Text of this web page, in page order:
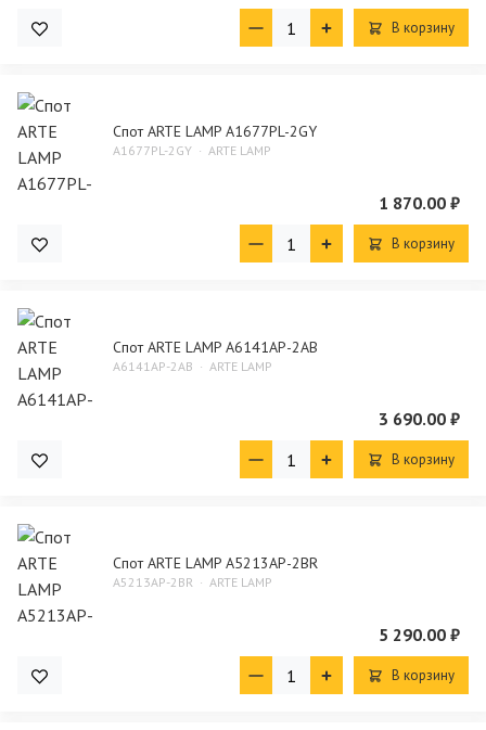
В корзину
Спот ARTE LAMP A1677PL-2GY
A1677PL-2GY ARTE LAMP
1 870.00 ₽
В корзину
Спот ARTE LAMP A6141AP-2AB
A6141AP-2AB ARTE LAMP
3 690.00 ₽
В корзину
Спот ARTE LAMP A5213AP-2BR
A5213AP-2BR ARTE LAMP
5 290.00 ₽
В корзину